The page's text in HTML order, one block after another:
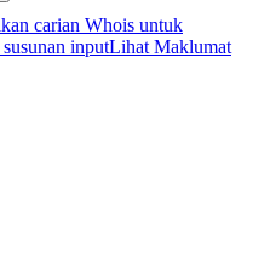
carian Whois untuk
inputLihat Maklumat